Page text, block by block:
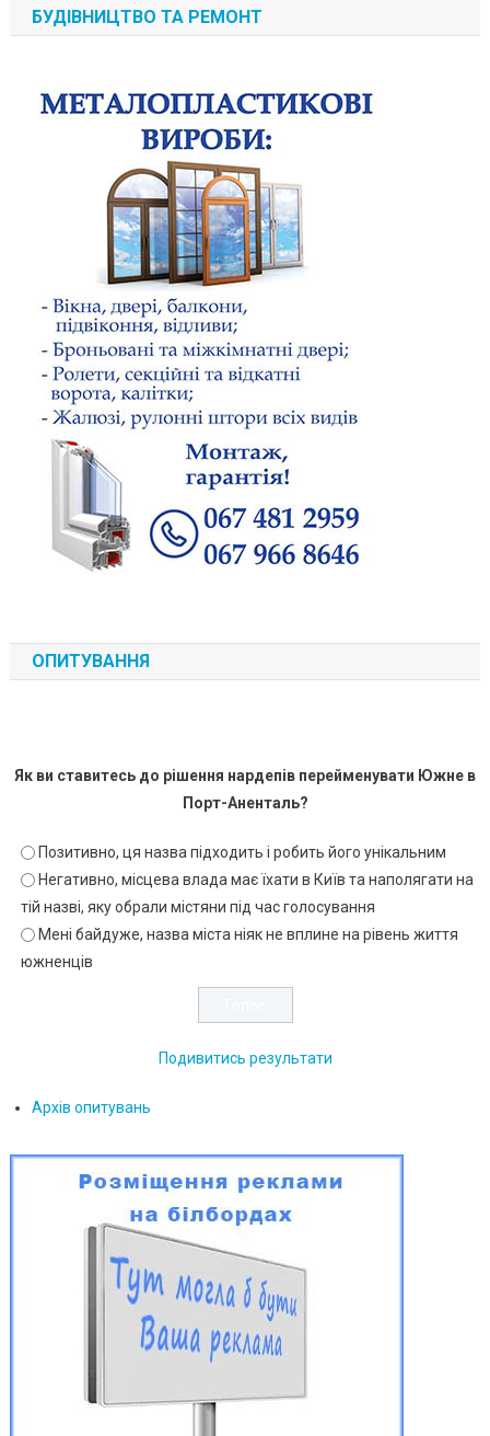
БУДІВНИЦТВО ТА РЕМОНТ
ОПИТУВАННЯ
Як ви ставитесь до рішення нардепів перейменувати Южне в
Порт-Аненталь?
Позитивно, ця назва підходить і робить його унікальним
Негативно, місцева влада має їхати в Київ та наполягати на
тій назві, яку обрали містяни під час голосування
Мені байдуже, назва міста ніяк не вплине на рівень життя
южненців
Подивитись результати
Архів опитувань